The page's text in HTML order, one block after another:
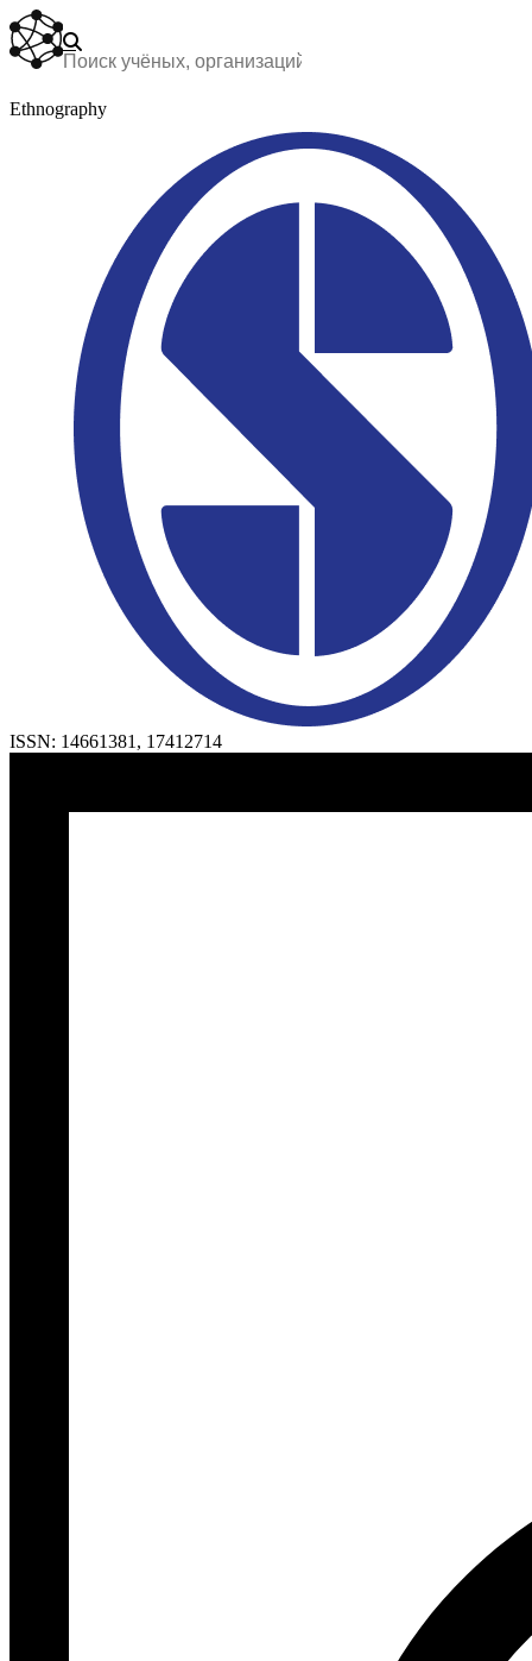
Ethnography
ISSN: 14661381, 17412714